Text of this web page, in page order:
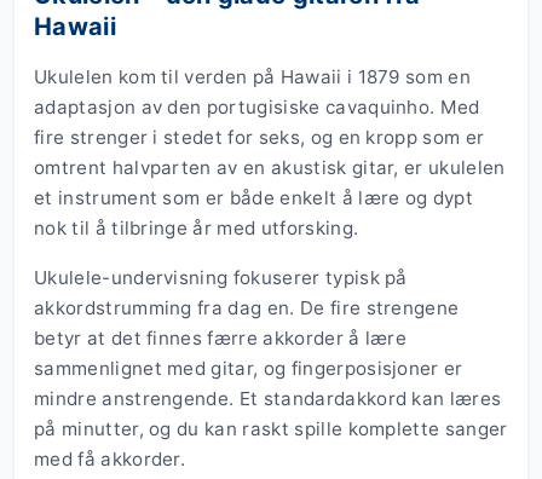
Hawaii
Ukulelen kom til verden på Hawaii i 1879 som en
adaptasjon av den portugisiske cavaquinho. Med
fire strenger i stedet for seks, og en kropp som er
omtrent halvparten av en akustisk gitar, er ukulelen
et instrument som er både enkelt å lære og dypt
nok til å tilbringe år med utforsking.
Ukulele-undervisning fokuserer typisk på
akkordstrumming fra dag en. De fire strengene
betyr at det finnes færre akkorder å lære
sammenlignet med gitar, og fingerposisjoner er
mindre anstrengende. Et standardakkord kan læres
på minutter, og du kan raskt spille komplette sanger
med få akkorder.